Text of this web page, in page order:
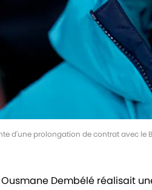
d'une prolongation de contrat avec le
Dembélé réalisait